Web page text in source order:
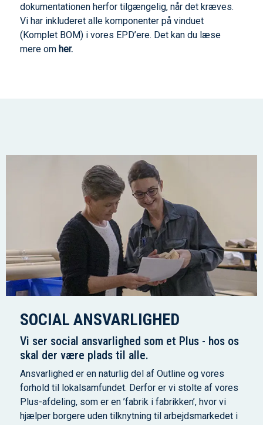
dokumentationen herfor tilgængelig, når det kræves.
Vi har inkluderet alle komponenter på vinduet
(Komplet BOM) i vores EPD’ere. Det kan du læse
mere om her.
SOCIAL ANSVARLIGHED
Vi ser social ansvarlighed som et Plus - hos os
skal der være plads til alle.
Ansvarlighed er en naturlig del af Outline og vores
forhold til lokalsamfundet. Derfor er vi stolte af vores
Plus-afdeling, som er en ’fabrik i fabrikken’, hvor vi
hjælper borgere uden tilknytning til arbejdsmarkedet i